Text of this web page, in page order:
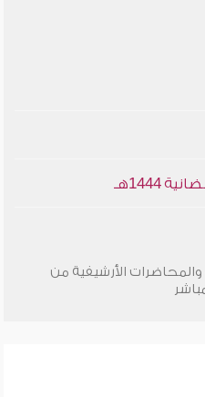
الأرشيفية من